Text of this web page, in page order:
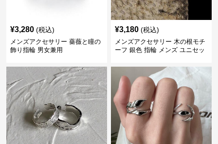
¥3,280 (税込)
メンズアクセサリー 薔薇と瞳の
飾り指輪 男女兼用
¥3,180 (税込)
メンズアクセサリー 木の根モチ
ーフ 銀色 指輪 メンズ ユニセッ